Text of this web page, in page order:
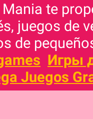
Mania te
juegos de
de
Игры
Juegos